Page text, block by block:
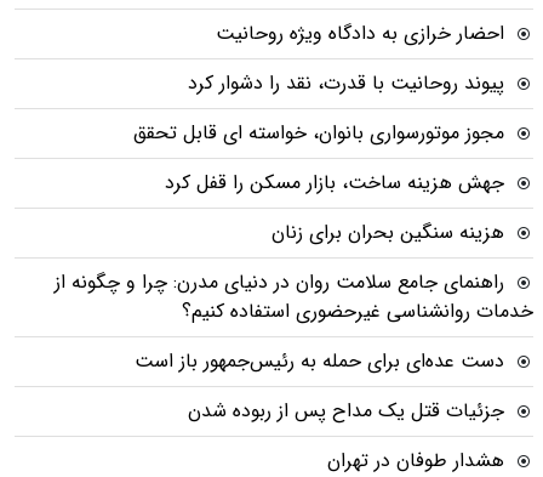
احضار خرازی به دادگاه ویژه روحانیت
پیوند روحانیت با قدرت، نقد را دشوار کرد
مجوز موتورسواری بانوان، خواسته ای قابل تحقق
جهش هزینه ساخت، بازار مسکن را قفل کرد
هزینه سنگین بحران برای زنان
راهنمای جامع سلامت روان در دنیای مدرن: چرا و چگونه از
خدمات روانشناسی غیرحضوری استفاده کنیم؟
دست عده‌ای برای حمله به رئیس‌جمهور باز است
جزئیات قتل یک مداح پس از ربوده شدن
هشدار طوفان در تهران